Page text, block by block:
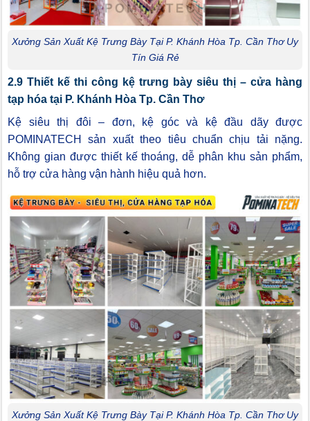
Xưởng Sản Xuất Kệ Trưng Bày Tại P. Khánh Hòa Tp. Cần Thơ Uy
Tín Giá Rẻ
2.9 Thiết kế thi công kệ trưng bày siêu thị – cửa hàng
tạp hóa tại P. Khánh Hòa Tp. Cần Thơ
Kệ siêu thị đôi – đơn, kệ góc và kệ đầu dãy được
POMINATECH sản xuất theo tiêu chuẩn chịu tải nặng.
Không gian được thiết kế thoáng, dễ phân khu sản phẩm,
hỗ trợ cửa hàng vận hành hiệu quả hơn.
Xưởng Sản Xuất Kệ Trưng Bày Tại P. Khánh Hòa Tp. Cần Thơ Uy